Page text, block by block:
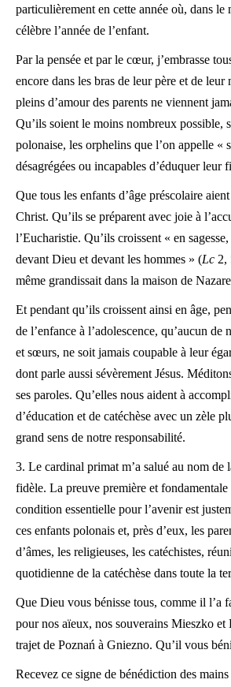
particulièrement en cette année où, dans le
célèbre l’année de l’enfant.
Par la pensée et par le cœur, j’embrasse
encore dans les bras de leur père et de leur
pleins d’amour des parents ne viennent
Qu’ils soient le moins nombreux possible,
polonaise, les orphelins que l’on appelle «
désagrégées ou incapables d’éduquer leur
Que tous les enfants d’âge préscolaire
Christ. Qu’ils se préparent avec joie à
l’Eucharistie. Qu’ils croissent « en
devant Dieu et devant les hommes » (Lc 2,
même grandissait dans la maison de
Et pendant qu’ils croissent ainsi en âge,
de l’enfance à l’adolescence, qu’aucun de
et sœurs, ne soit jamais coupable à leur
dont parle aussi sévèrement Jésus.
ses paroles. Qu’elles nous aident à
d’éducation et de catéchèse avec un zèle
grand sens de notre responsabilité.
3. Le cardinal primat m’a salué au nom de
fidèle. La preuve première et
condition essentielle pour l’avenir est
ces enfants polonais et, près d’eux, les
d’âmes, les religieuses, les catéchistes,
quotidienne de la catéchèse dans toute la
Que Dieu vous bénisse tous, comme il l’a
pour nos aïeux, nos souverains Mieszko et
trajet de Poznań à Gniezno. Qu’il vous
Recevez ce signe de bénédiction des